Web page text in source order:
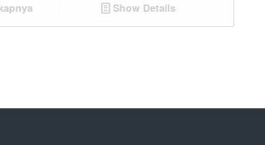
Show Details